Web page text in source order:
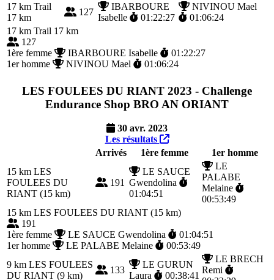
17 km Trail
17 km
127
IBARBOURE
Isabelle
01:22:27
NIVINOU Mael
01:06:24
17 km Trail 17 km
127
1ère femme
IBARBOURE Isabelle
01:22:27
1er homme
NIVINOU Mael 01:06:24
LES FOULEES DU RIANT 2023 - Challenge
Endurance Shop BRO AN ORIANT
30 avr. 2023
Les résultats
Arrivés
1ère femme
1er homme
15 km LES
FOULEES DU
RIANT (15 km)
191
LE SAUCE
Gwendolina
01:04:51
LE
PALABE
Melaine
00:53:49
15 km LES FOULEES DU RIANT (15 km)
191
1ère femme
LE SAUCE Gwendolina
01:04:51
1er homme
LE PALABE Melaine
00:53:49
9 km LES FOULEES
DU RIANT (9 km)
133
LE GURUN
Laura
00:38:41
LE BRECH
Remi